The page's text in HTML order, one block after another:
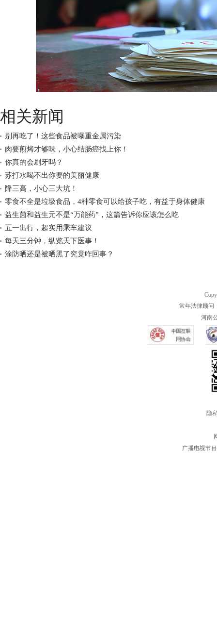
相关新闻
别再吃了！这些食品被曝重金属污染
肉要煎烤才够味，小心结肠癌找上你！
你真的会刷牙吗？
苏打水喝不出你要的美丽健康
降三高，小心三大坑！
零食不全是垃圾食品，4种零食可以给孩子吃，有益于身体健康
益生菌和益生元不是“万能药”，这篇告诉你应该怎么吃
五一出行，超实用乘车建议
每天三分钟，纵览天下医事！
涂防晒还是被晒黑了究竟咋回事？
常年法律顾问
河南
隐
广播电视节